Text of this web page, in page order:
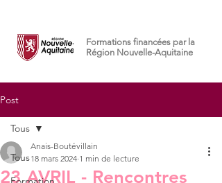
Formations financées par la
Région Nouvelle-Aquitaine
Post
Tous
Tous
23 AVRIL - Rencontres
Anais-Boutévillain
18 mars 2024 1 min de lecture